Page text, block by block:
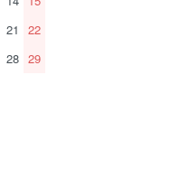
21
22
28 29